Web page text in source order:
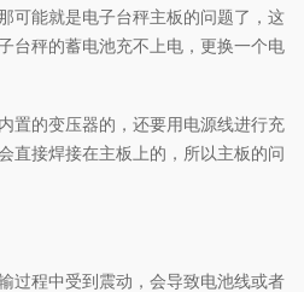
可能就是电子台秤主板的问题了，这
台秤的蓄电池充不上电，更换一个电
置的变压器的，还要用电源线进行充
直接焊接在主板上的，所以主板的问
过程中受到震动，会导致电池线或者